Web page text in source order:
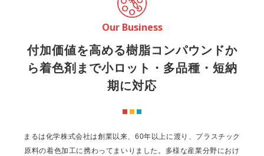
Our Business
付加価値を高める樹脂コンパウンドか
ら着色剤まで小ロット・多品種・短納
期に対応
まるは化学株式会社は創業以来、60年以上に渡り、プラスチック
原料の着色加工に携わってまいりました。 多様な産業分野におけ